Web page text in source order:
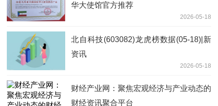
华大使馆官方推荐
2026-05-18
北自科技(603082)龙虎榜数据(05-18)|新
资讯
2026-05-18
财经产业网：聚焦宏观经济与产业动态的
财经资讯聚合平台